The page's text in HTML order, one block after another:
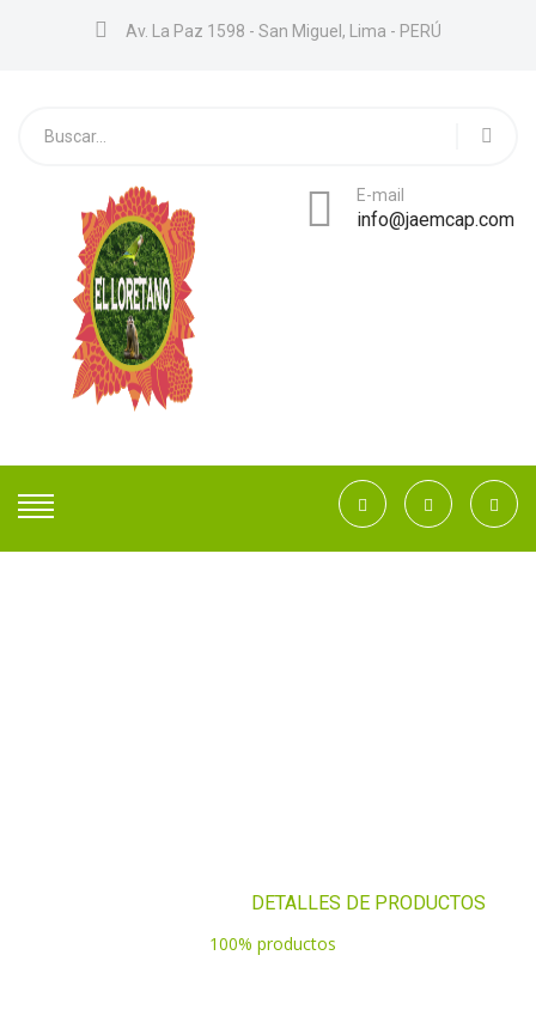
Av. La Paz 1598 - San Miguel, Lima - PERÚ
E-mail
info@jaemcap.com
DETALLES DE PRODUCTOS
100% productos